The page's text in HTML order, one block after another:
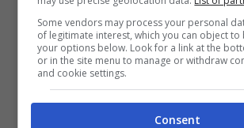
sanguigno). Vengono colpiti poi
giorni i Tessuti linforeticolari con
conseguente linfopenia. Dopo
perviene una seconda viremia di
Some vendors may process your personal
of legitimate interest, which you can object to
your options below. Look for a link at the
or in the site menu to manage or withdraw
and cookie settings.
Consent